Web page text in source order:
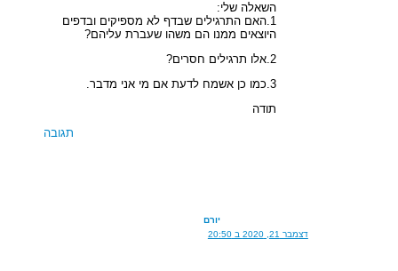
השאלה שלי:
1.האם התרגילים שבדף לא מספיקים ובדפים
היוצאים ממנו הם משהו שעברת עליהם?
2.אלו תרגילים חסרים?
3.כמו כן אשמח לדעת אם מי אני מדבר.
תודה
תגובה
יורם
דצמבר 21, 2020 ב 20:50